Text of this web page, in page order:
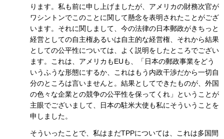
ります。私も前に申し上げましたが、アメリカの財務次官が
ワシントンでこのことに関して懸念を表明されたことがござ
います。それに関しまして、今の法律の日本郵政がきちっと
経営としての自主権あるいは自主的な経営権、それから結果
としての公平性については、よく説明をしたところでござい
ます。これは、アメリカもEUも、「日本の郵政事業をどう
いうふうな形態にするか、これはもう内政干渉だから一切自
分のところは言いませんと。結果としてできたものが、外国
の色々な企業との競争の公平性を保ってくれ」ということが
主眼でございまして、日本の駐米大使も私にそういうことを
申しました。
そういったことで、私はまだTPPについては、これは多国間